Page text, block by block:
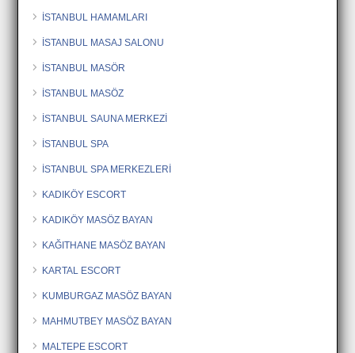
İSTANBUL HAMAMLARI
İSTANBUL MASAJ SALONU
İSTANBUL MASÖR
İSTANBUL MASÖZ
İSTANBUL SAUNA MERKEZİ
İSTANBUL SPA
İSTANBUL SPA MERKEZLERİ
KADIKÖY ESCORT
KADIKÖY MASÖZ BAYAN
KAĞITHANE MASÖZ BAYAN
KARTAL ESCORT
KUMBURGAZ MASÖZ BAYAN
MAHMUTBEY MASÖZ BAYAN
MALTEPE ESCORT